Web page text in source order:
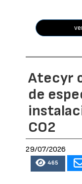
Atecyr
de
CO2
29/07/2026
465